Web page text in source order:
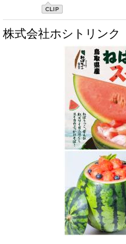
株式会社ホシトリンク